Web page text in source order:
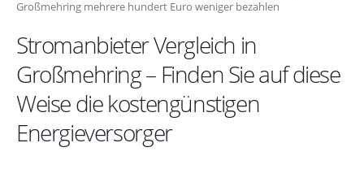
Großmehring mehrere hundert Euro weniger bezahlen
Stromanbieter Vergleich in
Großmehring – Finden Sie auf diese
Weise die kostengünstigen
Energieversorger